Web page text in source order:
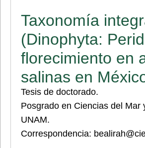
Taxonomía
(Dinophyta:
florecimiento en
salinas en
Tesis de doctorado.
Posgrado en Ciencias del
UNAM.
Correspondencia: